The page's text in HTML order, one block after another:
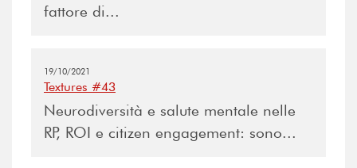
fattore di...
19/10/2021
Textures #43
Neurodiversità e salute mentale nelle
RP, ROI e citizen engagement: sono...